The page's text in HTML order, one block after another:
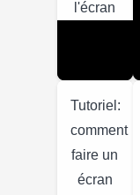
l'écran
Tutoriel:
comment
faire un
écran